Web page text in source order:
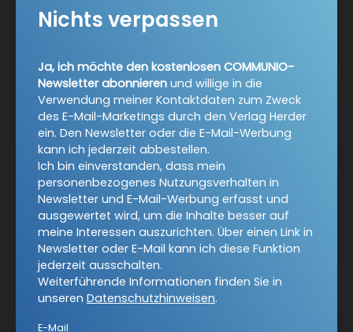
AGB und Widerrufsbelehrung
Vertrag widerrufen
Abo online kündigen
Nichts verpassen
Ja, ich möchte den kostenlosen COMMUNIO-
Newsletter abonnieren und willige in die
Verwendung meiner Kontaktdaten zum Zweck
des E-Mail-Marketings durch den Verlag Herder
ein. Den Newsletter oder die E-Mail-Werbung
kann ich jederzeit abbestellen.
Ich bin einverstanden, dass mein
personenbezogenes Nutzungsverhalten in
Newsletter und E-Mail-Werbung erfasst und
ausgewertet wird, um die Inhalte besser auf
meine Interessen auszurichten. Über einen Link in
Newsletter oder E-Mail kann ich diese Funktion
jederzeit ausschalten.
Weiterführende Informationen finden Sie in
unseren Datenschutzhinweisen.
E-Mail